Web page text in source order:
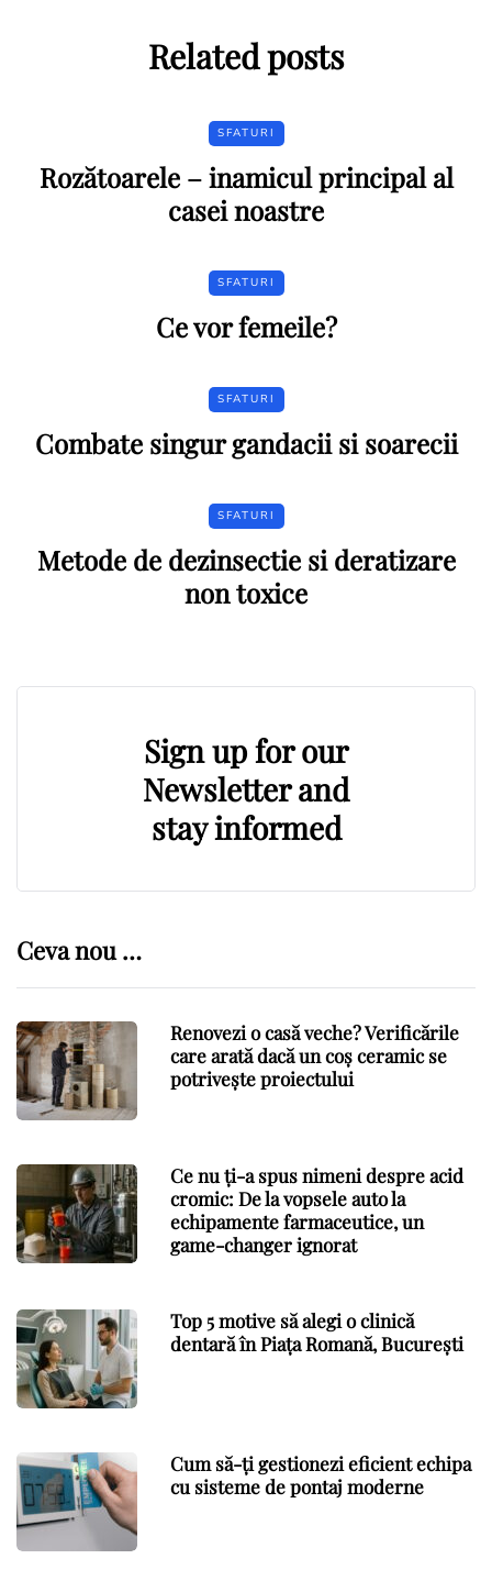
Related posts
SFATURI
Rozătoarele – inamicul principal al
casei noastre
SFATURI
Ce vor femeile?
SFATURI
Combate singur gandacii si soarecii
SFATURI
Metode de dezinsectie si deratizare
non toxice
Sign up for our
Newsletter and
stay informed
Ceva nou …
Renovezi o casă veche? Verificările
care arată dacă un coș ceramic se
potrivește proiectului
Ce nu ți-a spus nimeni despre acid
cromic: De la vopsele auto la
echipamente farmaceutice, un
game-changer ignorat
Top 5 motive să alegi o clinică
dentară în Piața Romană, București
Cum să-ți gestionezi eficient echipa
cu sisteme de pontaj moderne